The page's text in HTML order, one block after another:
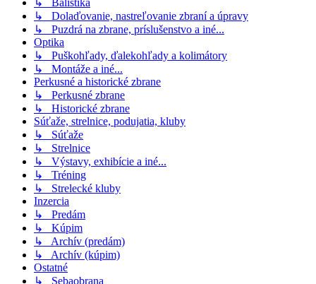
↳ Balistika
↳ Dolaďovanie, nastreľovanie zbraní a úpravy
↳ Puzdrá na zbrane, príslušenstvo a iné...
Optika
↳ Puškohľady, ďalekohľady a kolimátory
↳ Montáže a iné...
Perkusné a historické zbrane
↳ Perkusné zbrane
↳ Historické zbrane
Súťaže, strelnice, podujatia, kluby
↳ Súťaže
↳ Strelnice
↳ Výstavy, exhibície a iné...
↳ Tréning
↳ Strelecké kluby
Inzercia
↳ Predám
↳ Kúpim
↳ Archív (predám)
↳ Archív (kúpim)
Ostatné
↳ Sebaobrana